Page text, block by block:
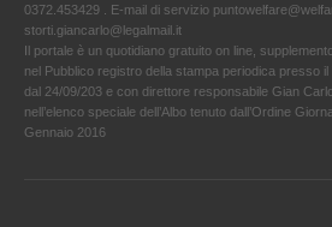
0372.453429 . E-mail di servizio
storti.giancarlo@legalmail.it
Il portale è un quotidiano gratuito on line,
nel Pubblico registro della stampa periodica presso
dal 24/09/203 e con direttore responsabile Gian
nell’elenco speciale dell’Albo tenuto dall’Ordine
Gennaio 2016